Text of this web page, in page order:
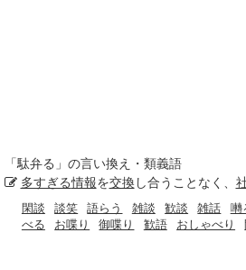
「駄弁る 」の言い換え・類義語
多すぎる情報を交換し合うことなく、
閑談 談笑 語らう 雑談 歓談 雑話 囀
べる
お喋り 御喋り 歓語 おしゃべり